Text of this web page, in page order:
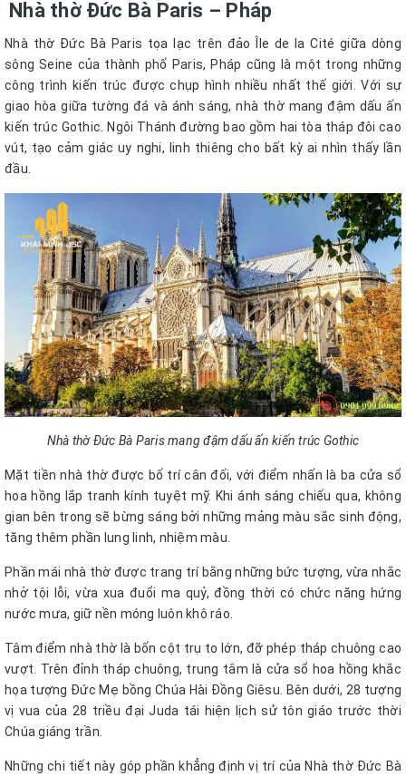
Nhà thờ Đức Bà Paris – Pháp
Nhà thờ Đức Bà Paris tọa lạc trên đảo Île de la Cité giữa dòng
sông Seine của thành phố Paris, Pháp cũng là một trong những
công trình kiến trúc được chụp hình nhiều nhất thế giới. Với sự
giao hòa giữa tường đá và ánh sáng, nhà thờ mang đậm dấu ấn
kiến trúc Gothic. Ngôi Thánh đường bao gồm hai tòa tháp đôi cao
vút, tạo cảm giác uy nghi, linh thiêng cho bất kỳ ai nhìn thấy lần
đầu.
Nhà thờ Đức Bà Paris mang đậm dấu ấn kiến trúc Gothic
Mặt tiền nhà thờ được bố trí cân đối, với điểm nhấn là ba cửa sổ
hoa hồng lắp tranh kính tuyệt mỹ. Khi ánh sáng chiếu qua, không
gian bên trong sẽ bừng sáng bởi những mảng màu sắc sinh động,
tăng thêm phần lung linh, nhiệm màu.
Phần mái nhà thờ được trang trí bằng những bức tượng, vừa nhắc
nhở tội lỗi, vừa xua đuổi ma quỷ, đồng thời có chức năng hứng
nước mưa, giữ nền móng luôn khô ráo.
Tâm điểm nhà thờ là bốn cột trụ to lớn, đỡ phép tháp chuông cao
vượt. Trên đỉnh tháp chuông, trung tâm là cửa sổ hoa hồng khắc
họa tượng Đức Mẹ bồng Chúa Hài Đồng Giêsu. Bên dưới, 28 tượng
vị vua của 28 triều đại Juda tái hiện lịch sử tôn giáo trước thời
Chúa giáng trần.
Những chi tiết này góp phần khẳng định vị trí của Nhà thờ Đức Bà